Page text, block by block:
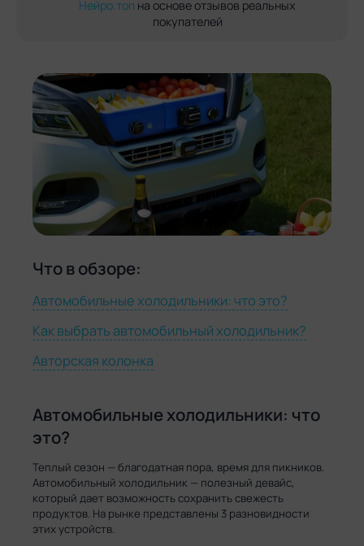
Нейро.топ на основе отзывов реальных
покупателей
Что в обзоре:
Автомобильные холодильники: что это?
Как выбрать автомобильный холодильник?
Авторская колонка
Автомобильные холодильники: что
это?
Теплый сезон — благодатная пора, время для пикников.
Автомобильный холодильник — полезный девайс,
который дает возможность сохранить свежесть
продуктов. На рынке представлены 3 разновидности
этих устройств.